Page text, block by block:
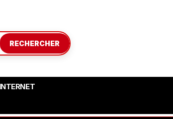
RECHERCHER